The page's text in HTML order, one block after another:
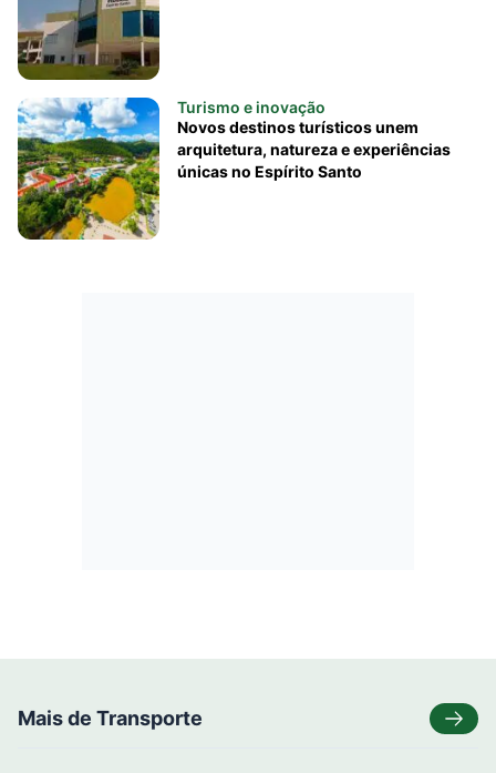
Turismo e inovação
Novos destinos turísticos unem
arquitetura, natureza e experiências
únicas no Espírito Santo
Mais de Transporte